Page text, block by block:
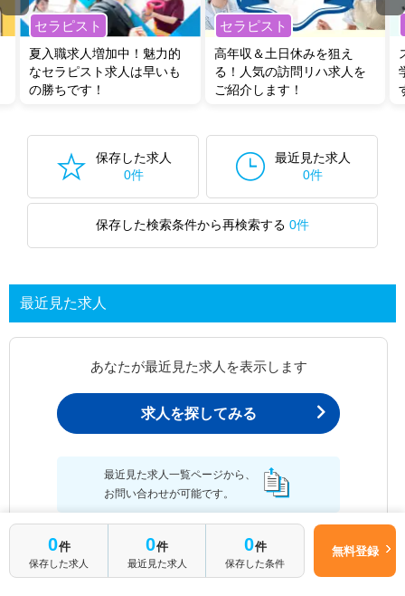
セラピスト
夏入職求人増加中！魅力的
なセラピスト求人は早いも
の勝ちです！
セラピスト
高年収＆土日休みを狙え
る！人気の訪問リハ求人を
ご紹介します！
保存した求人
0件
最近見た求人
0件
保存した検索条件から再検索する 0件
最近見た求人
あなたが最近見た求人を表示します
求人を探してみる
最近見た求人一覧ページから、
お問い合わせが可能です。
最近見た求人一覧
0件
保存した求人
0件
最近見た求人
0件
保存した条件
無料登録